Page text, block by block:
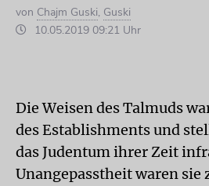
von Chajm Guski, Guski
10.05.2019 09:21 Uhr
Die Weisen des Talmuds
des Establishments und
das Judentum ihrer Zeit
Unangepasstheit waren sie